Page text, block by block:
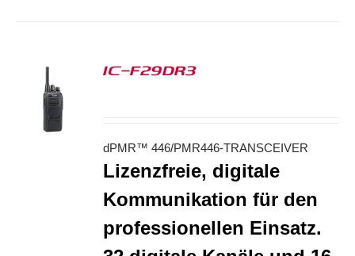
IC-F29DR3
dPMR™ 446/PMR446-TRANSCEIVER
Lizenzfreie, digitale
Kommunikation für den
professionellen Einsatz.